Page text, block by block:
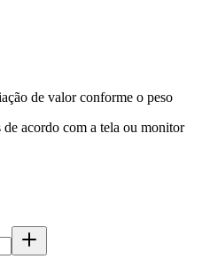
de valor conforme o peso
acordo com a tela ou monitor